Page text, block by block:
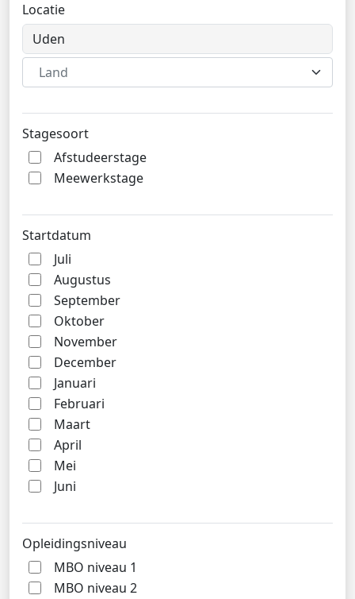
Locatie
Land
Stagesoort
Afstudeerstage
Meewerkstage
Startdatum
Juli
Augustus
September
Oktober
November
December
Januari
Februari
Maart
April
Mei
Juni
Opleidingsniveau
MBO niveau 1
MBO niveau 2